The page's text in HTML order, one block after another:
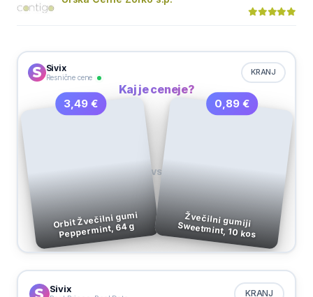
Sivix
Resnične cene
KRANJ
Kaj je ceneje?
3,49 €
Orbit Žvečilni gumi
Peppermint, 64 g
VS
0,89 €
Žvečilni gumiji
Sweetmint, 10 kos
Sivix KRANJ